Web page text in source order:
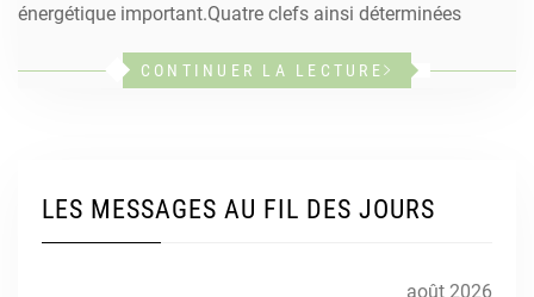
énergétique important.Quatre clefs ainsi déterminées
CONTINUER LA LECTURE
LES MESSAGES AU FIL DES JOURS
août 2026